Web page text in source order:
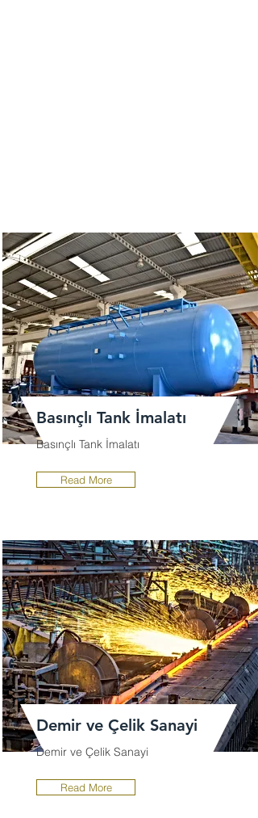
Basınçlı Tank İmalatı
Basınçlı Tank İmalatı
Read More
Demir ve Çelik Sanayi
Demir ve Çelik Sanayi
Read More